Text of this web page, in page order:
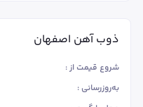
ذوب آهن اصفهان
شروع قیمت از :
به‌روزرسانی :